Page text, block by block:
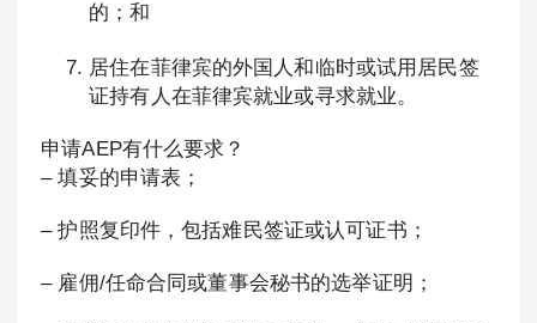
的；和
居住在菲律宾的外国人和临时或试用居民签
证持有人在菲律宾就业或寻求就业。
申请AEP有什么要求？
– 填妥的申请表；
– 护照复印件，包括难民签证或认可证书；
– 雇佣/任命合同或董事会秘书的选举证明；